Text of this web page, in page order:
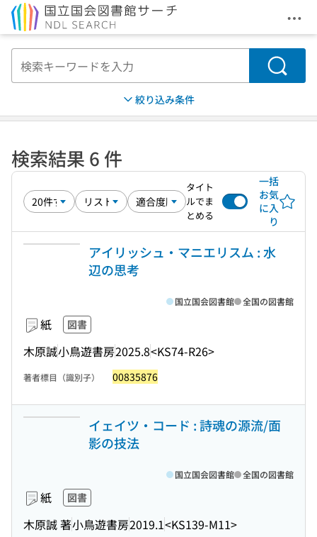
メ
検索
絞り込み条件
検索結果 6 件
タイト
ルでま
とめる
一括
お気
に入
り
アイリッシュ・マニエリスム : 水
辺の思考
紙 図書
木原誠小鳥遊書房2025.8<KS74-R26>
国立国会図書館 全国の図書館
著者標目（識別子） 00835876
イェイツ・コード : 詩魂の源流/面
影の技法
紙 図書
木原誠 著小鳥遊書房2019.1<KS139-M11>
国立国会図書館 全国の図書館